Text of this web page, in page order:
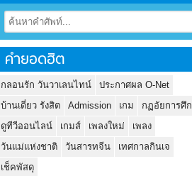
คำยอดฮิต
กลอนรัก วันวาเลนไทน์
ประกาศผล O-Net
บ้านเดี่ยว รังสิต
Admission เกม
กฏอัยการศึก
ดูทีวีออนไลน์
เกมส์ เพลงใหม่
เพลง
วันแม่แห่งชาติ
วันสารทจีน
เทศกาลกินเจ
เช็คพัสดุ